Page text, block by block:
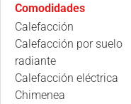
Comodidades
Calefacción
Calefacción por suelo
radiante
Calefacción eléctrica
Chimenea